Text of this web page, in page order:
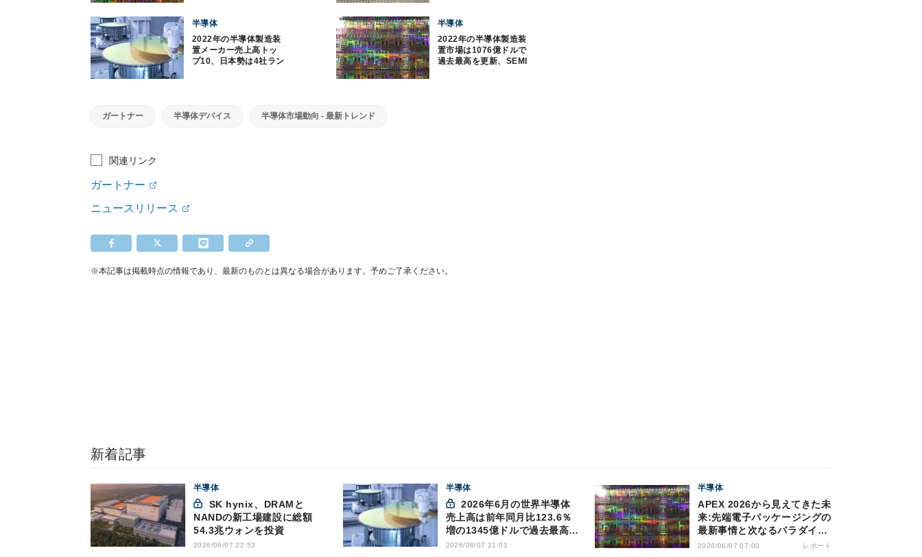
半導体
2022年の半導体製造装
置メーカー売上高トッ
プ10、日本勢は4社ラン
半導体
2022年の半導体製造装
置市場は1076億ドルで
過去最高を更新、SEMI
ガートナー 半導体デバイス 半導体市場動向 - 最新トレンド
関連リンク
ガートナー
ニュースリリース
※本記事は掲載時点の情報であり、最新のものとは異なる場合があります。予めご了承ください。
新着記事
半導体
NANDの新工場建設に総額
54.3兆ウォンを投資
2026/08/07 22:53
半導体
2026年6月の世界半導体
売上高は前年同月比123.6％
増の1345億ドルで過去最高更
新 SIA調べ
2026/08/07 21:01
半導体
APEX 2026から見えてきた未
来:先端電子パッケージングの
最新事情と次なるパラダイム
シフト
2026/08/07 07:00 レポート